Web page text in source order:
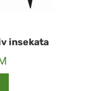
insekata